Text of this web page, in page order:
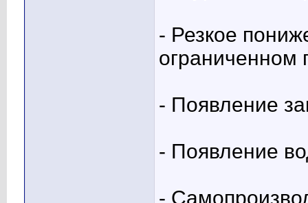
- Резкое
ограниченном
- Появление
- Появление
-